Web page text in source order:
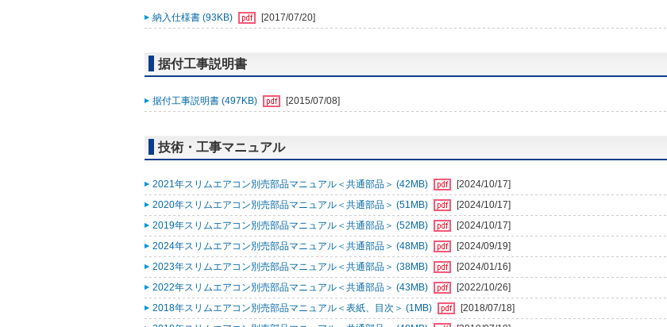
納入仕様書 (93KB) [2017/07/20]
据付工事説明書
据付工事説明書 (497KB) [2015/07/08]
技術・工事マニュアル
2021年スリムエアコン別売部品マニュアル＜共通部品＞ (42MB)
[2024/10/17]
2020年スリムエアコン別売部品マニュアル＜共通部品＞ (51MB)
[2024/10/17]
2019年スリムエアコン別売部品マニュアル＜共通部品＞ (52MB)
[2024/10/17]
2024年スリムエアコン別売部品マニュアル＜共通部品＞ (48MB)
[2024/09/19]
2023年スリムエアコン別売部品マニュアル＜共通部品＞ (38MB)
[2024/01/16]
2022年スリムエアコン別売部品マニュアル＜共通部品＞ (43MB)
[2022/10/26]
2018年スリムエアコン別売部品マニュアル＜表紙、目次＞ (1MB)
[2018/07/18]